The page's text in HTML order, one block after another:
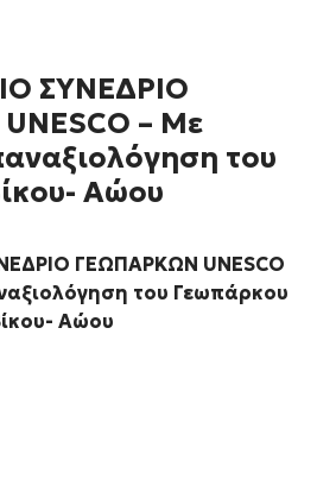
ΣΥΝΕΔΡΙΟ
– Με
του
Αώου
ΓΕΩΠΑΡΚΩΝ UNESCO
του Γεωπάρκου
Αώου